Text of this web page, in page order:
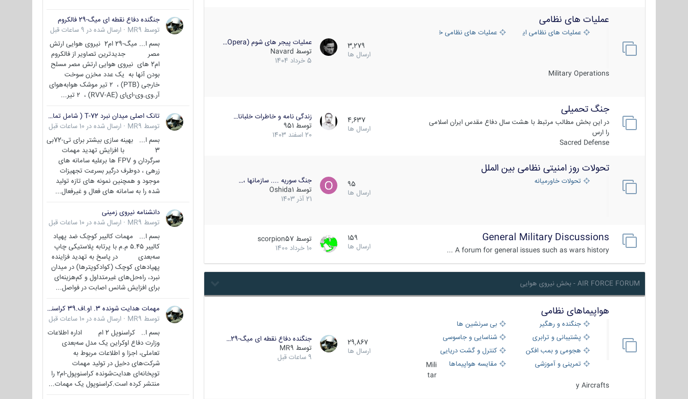
عملیات های نظامی
عملیات های نظامی ایران عملیات های نظامی خارجی
Military Operations
3,279
ارسال ها
عملیات پیجر های شوم (Opera…
توسط Navard
5 خرداد 1404
جنگ تحمیلی
در این بخش مطالب مرتبط با هشت سال دفاع مقدس ایران اسلامی
را ارس
Sacred Defense
4,637
ارسال ها
زندگی نامه و خاطرات خلبانا…
توسط 951
20 اسفند 1403
تحولات روز امنیتی نظامی بین الملل
تحولات خاورمیانه
95
ارسال ها
جنگ سوریه .... سازمانها ،…
توسط Oshida1
21 آذر 1403
General Military Discussions
A forum for general issues such as wars history ...
159
ارسال ها
توسط scorpion57
10 خرداد 1400
AIR FORCE FORUM - بخش نیروی هوایی
هواپیماهای نظامی
جنگنده و رهگیر
بی سرنشین ها
پشتیبانی و ترابری
شناسایی و جاسوسی
هجومی و بمب افکن
کنترل و گشت دریایی
تمرینی و آموزشی
مقایسه هواپیماها
Mili
tar
y Aircrafts
29,867
ارسال ها
جنگنده دفاع نقطه ای میگ-29…
توسط MR9
9 ساعات قبل
جنگنده دفاع نقطه ای میگ-29 فالکروم
توسط MR9
· ارسال شده در 9 ساعات قبل
بسم ا... میگ-29 ام2 نیروی هوایی ارتش
مصر جدیدترین تصاویر از فالکروم
ام2 های نیروی هوایی ارتش مصر مسلح
بودن آنها به یک عدد مخزن سوخت
خارجی (PTB) ، ۲ تیر موشک هوابه‌هوای
آر.وی.وی-ای‌ای (RVV-AE) ، ۲ تیر...
تانک اصلی میدان نبرد T-72 ( شامل تمامی گونه ها )
توسط MR9
· ارسال شده در 10 ساعات قبل
بسم ا... بهینه سازی بیشتر برای تی-72بی
3 با افزایش تهدید مهمات
سرگردان و FPV ها برعلیه سامانه های
زرهی ، دوطرف درگیر بسرعت تجهیزات
موجود و همچنین نمونه های تازه تولید
شده را به سامانه های فعال و غیرفعال...
دانشنامه نیروی زمینی
توسط MR9
· ارسال شده در 10 ساعات قبل
بسم ا... مهمات کالیبر کوچک ضد پهپاد
کالیبر ۵.۴۵ م.م با پرتابه پلاستیکی چاپ
سه‌بعدی در پاسخ به تهدید فزاینده
پهپادهای کوچک (کوادکوپترها) در میدان
نبرد، راه‌حل‌های غیرمتداول و کم‌هزینه‌ای
برای افزایش شانس اصابت در فواصل...
مهمات هدایت شونده 3. او.اف.39 کراسنوپل/بصیر( Krasnopol 3OF39 )
توسط MR9
· ارسال شده در 10 ساعات قبل
بسم ا.. کراسنوپل 2 ام اداره اطلاعات
وزارت دفاع اوکراین یک مدل سه‌بعدی
تعاملی، اجزا و اطلاعات مربوط به
شرکت‌های دخیل در تولید مهمات
توپخانه‌ای هدایت‌شونده کراسنوپول-ام۲ را
منتشر کرده است.کراسنوپول یک مهمات...